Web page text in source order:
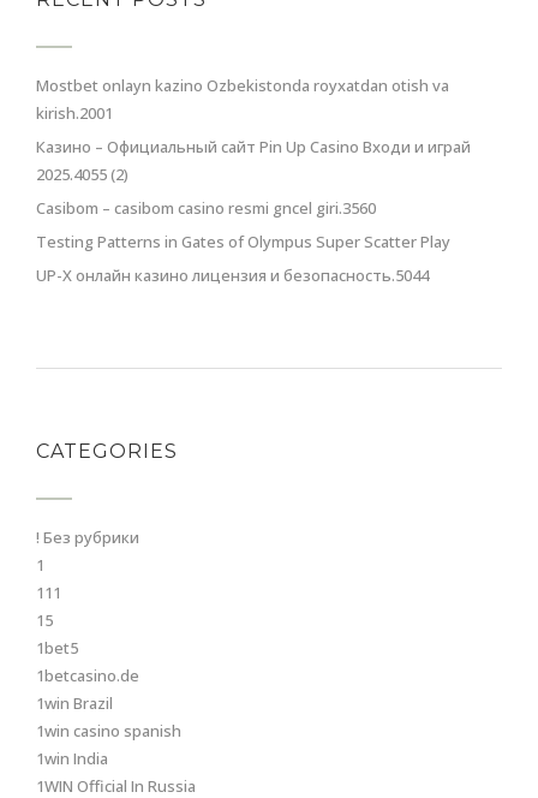
Mostbet onlayn kazino Ozbekistonda royxatdan otish va
kirish.2001
Казино – Официальный сайт Pin Up Casino Входи и играй
2025.4055 (2)
Casibom – casibom casino resmi gncel giri.3560
Testing Patterns in Gates of Olympus Super Scatter Play
UP-X онлайн казино лицензия и безопасность.5044
CATEGORIES
! Без рубрики
1
111
15
1bet5
1betcasino.de
1win Brazil
1win casino spanish
1win India
1WIN Official In Russia